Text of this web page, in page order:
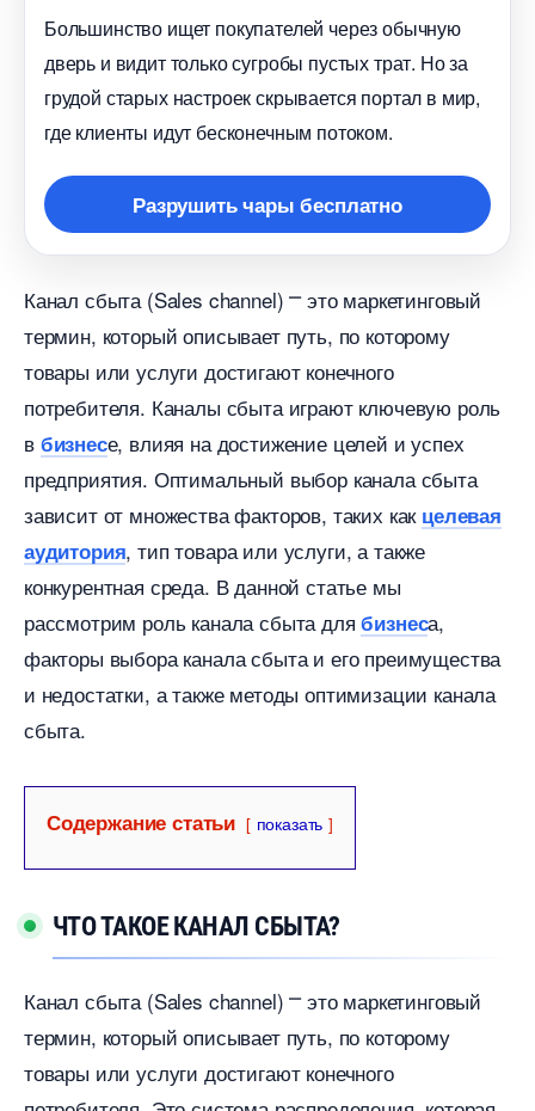
Большинство ищет покупателей через обычную
дверь и видит только сугробы пустых трат. Но за
рудой старых настроек скрывается портал в мир,
де клиенты идут бесконечным потоком.
Разрушить чары бесплатно
Канал сбыта (Sales channel) ⎻ это маркетинговый
термин, который описывает путь, по которому
товары или услуги достигают конечного
потребителя.​ Каналы сбыта играют ключевую роль
изнесе, влияя на достижение целей и успех
предприятия.​ Оптимальный выбор канала сбыта
зависит от множества факторов, таких как целевая
аудитория, тип товара или услуги, а также
конкурентная среда.​ В данной статье мы
рассмотрим роль канала сбыта дляизнеса,
факторы выбора канала сбыта и его преимущества
и недостатки, а также методы оптимизации канала
сбыта.​
Содержание статьи показать
ЧТО ТАКОЕ КАНАЛ СБЫТА?​
Канал сбыта (Sales channel) ⎻ это маркетинговый
термин, который описывает путь, по которому
товары или услуги достигают конечного